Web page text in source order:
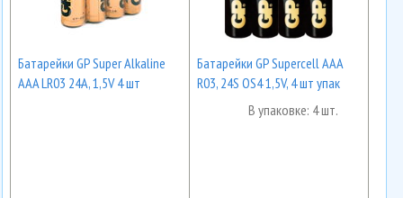
Батарейки GP Super Alkaline
AAA LR03 24A, 1,5V 4 шт
Батарейки GP Supercell AAА
R03, 24S OS4 1,5V, 4 шт упак
В упаковке: 4 шт.